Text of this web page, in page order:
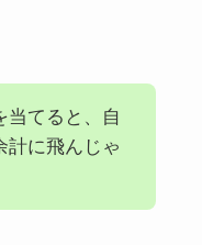
当てると、自
計に飛んじゃ